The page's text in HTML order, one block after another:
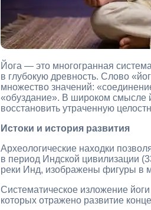
Йога — это многогранная
в глубокую древность. Слово
множество значений:
«обуздание». В широком смысле
восстановить утраченную
Истоки и история развития
Археологические находки
в период Индской цивилизации
реки Инд, изображены фигуры в
Систематическое изложение
которых отражено развитие